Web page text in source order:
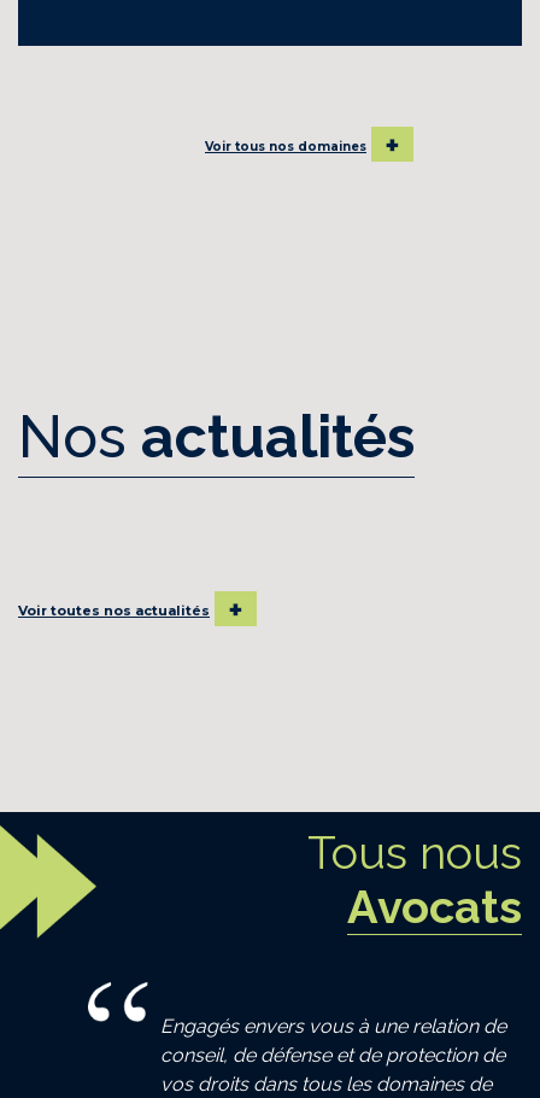
Voir tous nos domaines
Nos actualités
Voir toutes nos actualités
Tous nous
Avocats
Engagés envers vous à une relation de
conseil, de défense et de protection de
vos droits dans tous les domaines de